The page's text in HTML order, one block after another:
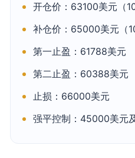
开仓价：63100美元（
补仓价：65000美元（
第一止盈：61788美元
第二止盈：60388美元
止损：66000美元
强平控制：45000美元